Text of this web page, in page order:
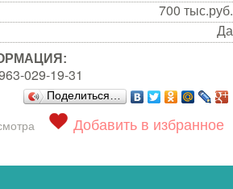
700 тыс.руб.
Да
029-19-31
Поделиться…
Добавить в избранное